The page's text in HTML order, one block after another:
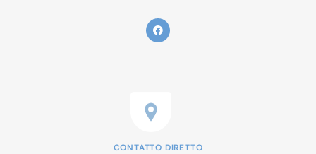
CONTATTO DIRETTO